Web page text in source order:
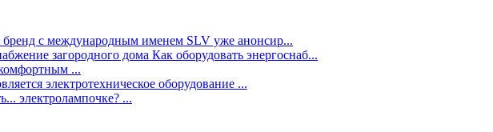
бренд с международным именем SLV уже анонсир...
загородного дома Как оборудовать энергоснаб...
...
электротехническое оборудование ...
электролампочке? ...